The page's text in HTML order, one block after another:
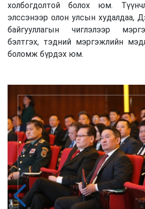
холбогдолтой болох юм.
элссэнээр олон улсын худалдаа,
байгууллагын чиглэлээр
бэлтгэх, тэдний мэргэжлийн
боломж бүрдэх юм.